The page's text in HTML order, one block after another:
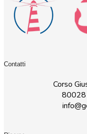
Contatti
Corso
80028